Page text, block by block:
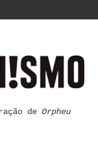
de Orpheu